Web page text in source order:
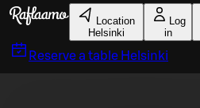
Skip to main content
Location
Helsinki
Log
in
Reserve a table Helsinki